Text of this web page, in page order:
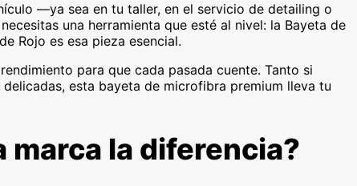
—ya sea en tu taller, en el servicio de detailing o
una herramienta que esté al nivel: la Bayeta de
Rojo es esa pieza esencial.
para que cada pasada cuente. Tanto si
esta bayeta de microfibra premium lleva tu
marca la diferencia?